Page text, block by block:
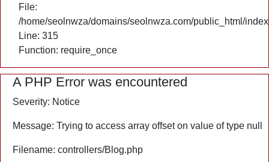
File:
/home/seolnwza/domains/seolnwza.com/public_html/
Line: 315
Function: require_once
A PHP Error was encountered
Severity: Notice
Message: Trying to access array offset on value of type null
Filename: controllers/Blog.php